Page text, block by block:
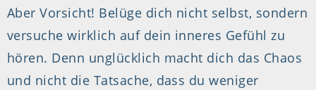
Aber Vorsicht! Belüge dich nicht selbst, sondern
versuche wirklich auf dein inneres Gefühl zu
hören. Denn unglücklich macht dich das Chaos
und nicht die Tatsache, dass du weniger